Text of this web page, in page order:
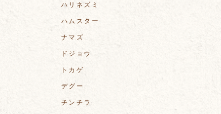
ハリネズミ
ハムスター
ナマズ
ドジョウ
トカゲ
デグー
チンチラ